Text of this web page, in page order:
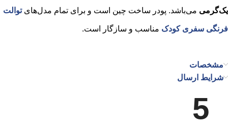
یک‌گرمی می‌باشد. پودر ساخت چین است و برای تمام مدل‌هایتوالت
فرنگی سفری کودک مناسب و سازگار است.
مشخصات
شرایط ارسال
5